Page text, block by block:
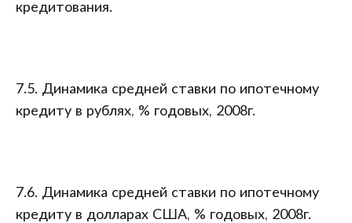
кредитования.
7.5. Динамика средней ставки по ипотечному
кредиту в рублях, % годовых, 2008г.
7.6. Динамика средней ставки по ипотечному
кредиту в долларах США, % годовых, 2008г.